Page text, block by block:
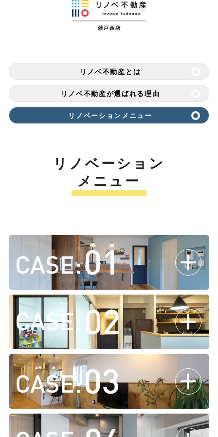
リノベ不動産とは
リノベ不動産が選ばれる理由
リノベーションメニュー
リノベーション
メニュー